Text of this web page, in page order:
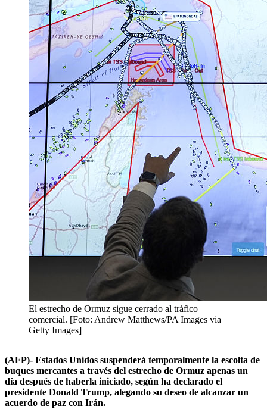
El estrecho de Ormuz sigue cerrado al tráfico
comercial. [Foto: Andrew Matthews/PA Images via
Getty Images]
(AFP)- Estados Unidos suspenderá temporalmente la escolta de
buques mercantes a través del estrecho de Ormuz apenas un
día después de haberla iniciado, según ha declarado el
presidente Donald Trump, alegando su deseo de alcanzar un
acuerdo de paz con Irán.